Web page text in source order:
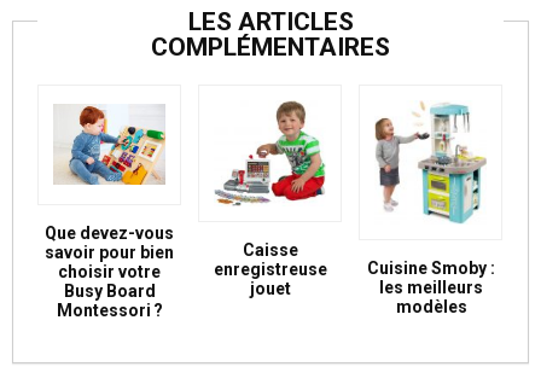
LES ARTICLES
COMPLÉMENTAIRES
Que devez-vous
savoir pour bien
choisir votre
Busy Board
Montessori ?
Caisse
enregistreuse
jouet
Cuisine Smoby :
les meilleurs
modèles